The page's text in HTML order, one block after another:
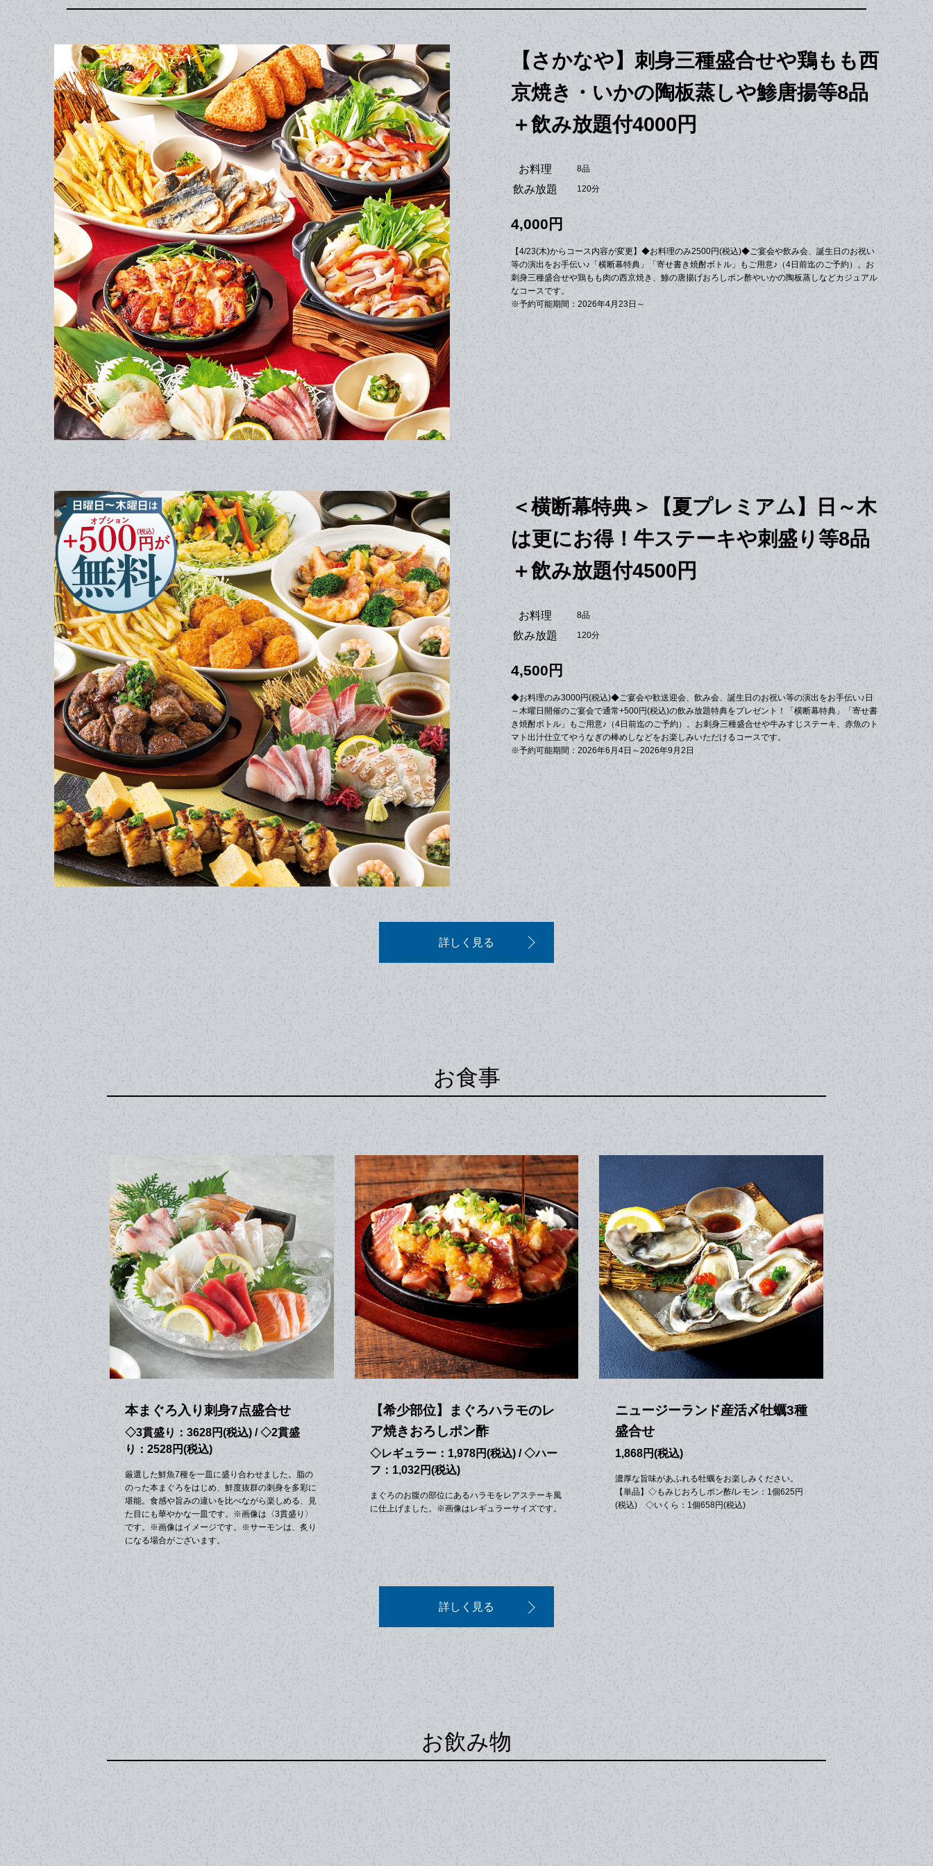
【さかなや】刺身三種盛合せや鶏もも西
京焼き・いかの陶板蒸しや鯵唐揚等8品
＋飲み放題付4000円
お料理 8品
飲み放題 120分
4,000円
【4/23(木)からコース内容が変更】◆お料理のみ2500円(税込)◆ご宴会や飲み会、誕生日のお祝い
等の演出をお手伝い♪「横断幕特典」「寄せ書き焼酎ボトル」もご用意♪（4日前迄のご予約）。お
刺身三種盛合せや鶏もも肉の西京焼き、鯵の唐揚げおろしポン酢やいかの陶板蒸しなどカジュアル
なコースです。
※予約可能期間：2026年4月23日～
＜横断幕特典＞【夏プレミアム】日～木
は更にお得！牛ステーキや刺盛り等8品
＋飲み放題付4500円
お料理 8品
飲み放題 120分
4,500円
◆お料理のみ3000円(税込)◆ご宴会や歓送迎会、飲み会、誕生日のお祝い等の演出をお手伝い♪日
～木曜日開催のご宴会で通常+500円(税込)の飲み放題特典をプレゼント！「横断幕特典」「寄せ書
き焼酎ボトル」もご用意♪（4日前迄のご予約）。お刺身三種盛合せや牛みすじステーキ、赤魚のト
マト出汁仕立てやうなぎの棒めしなどをお楽しみいただけるコースです。
※予約可能期間：2026年6月4日～2026年9月2日
詳しく見る
お食事
本まぐろ入り刺身7点盛合せ
◇3貫盛り：3628円(税込) / ◇2貫盛
り：2528円(税込)
厳選した鮮魚7種を一皿に盛り合わせました。脂の
のった本まぐろをはじめ、鮮度抜群の刺身を多彩に
堪能。食感や旨みの違いを比べながら楽しめる、見
た目にも華やかな一皿です。※画像は〈3貫盛り〉
です。※画像はイメージです。※サーモンは、炙り
になる場合がございます。
【希少部位】まぐろハラモのレ
ア焼きおろしポン酢
◇レギュラー：1,978円(税込) / ◇ハー
フ：1,032円(税込)
まぐろのお腹の部位にあるハラモをレアステーキ風
に仕上げました。※画像はレギュラーサイズです。
ニュージーランド産活〆牡蠣3種
盛合せ
1,868円(税込)
濃厚な旨味があふれる牡蠣をお楽しみください。
【単品】◇もみじおろしポン酢/レモン：1個625円
(税込) ◇いくら：1個658円(税込)
詳しく見る
お飲み物